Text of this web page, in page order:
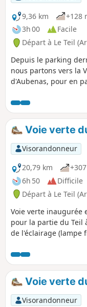
9,36 km
+128
3h 00
Facile
Départ à Le Teil
Depuis le parking
nous partons vers la
d'Aubenas, pour en
le même itinéraire.
Voie verte
Visorandonneur
20,79 km
6h 50
Difficile
Départ à Le Teil
Voie verte inaugurée
pour la partie du Teil
de l'éclairage (lampe
longueur de 900 m.
prolongée
classée difficile à
Voie verte
Visorandonneur